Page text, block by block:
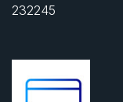
232245